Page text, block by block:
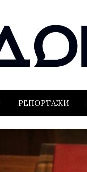
РЕПОРТАЖИ